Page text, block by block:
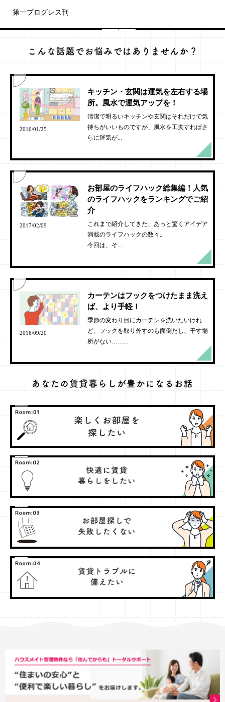
第一プログレス刊
2016/01/25
キッチン・玄関は運気を左右する場
所。風水で運気アップを！
清潔で明るいキッチンや玄関はそれだけで気
持ちがいいものですが、風水を工夫すればさ
らに運気が...
2017/02/09
お部屋のライフハック総集編！人気
のライフハックをランキングでご紹
介
これまで紹介してきた、あっと驚くアイデア
満載のライフハックの数々。
今回は、そ...
2016/09/20
カーテンはフックをつけたまま洗え
ば、より手軽！
季節の変わり目にカーテンを洗いたいけれ
ど、フックを取り外すのも面倒だし、干す場
所がない……...